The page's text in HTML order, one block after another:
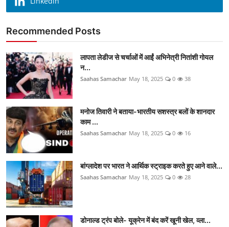
Recommended Posts
लापता लेडीज से चर्चाओं में आईं अभिनेत्री नितांशी गोयल
न...
Saahas Samachar May 18, 2025 0 38
मनोज तिवारी ने बताया-भारतीय सशस्त्र बलों के शानदार
काम ...
Saahas Samachar May 18, 2025 0 16
बांग्लादेश पर भारत ने आर्थिक स्ट्राइक करते हुए आने वाले...
Saahas Samachar May 18, 2025 0 28
डोनाल्ड ट्रंप बोले- यूक्रेन में बंद करें खूनी खेल, व्ला...